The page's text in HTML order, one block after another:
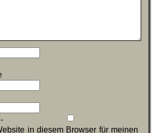
in diesem Browser für meinen